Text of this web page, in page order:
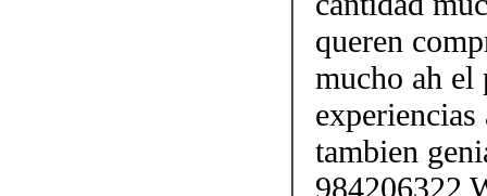
queren
mucho ah el
tambien
984206322